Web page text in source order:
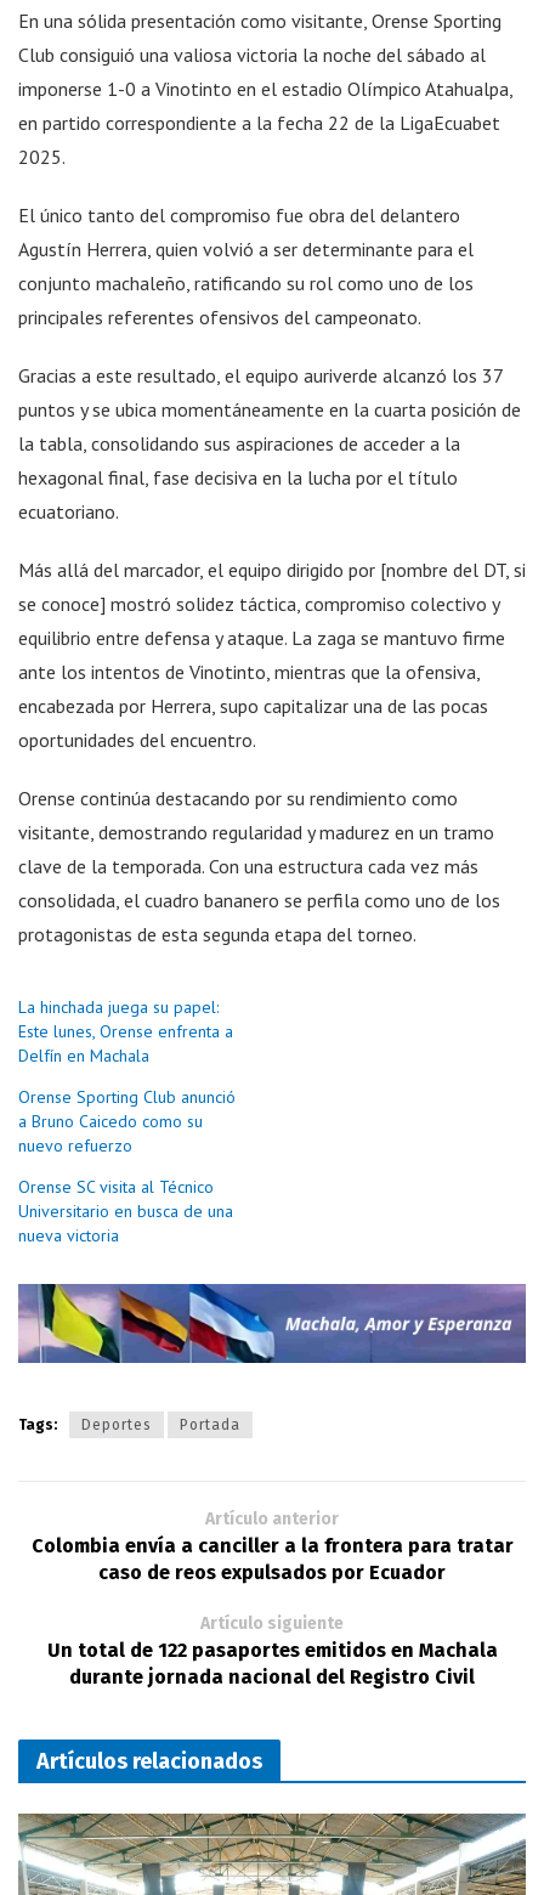
En una sólida presentación como visitante, Orense Sporting
Club consiguió una valiosa victoria la noche del sábado al
imponerse 1-0 a Vinotinto en el estadio Olímpico Atahualpa,
en partido correspondiente a la fecha 22 de la LigaEcuabet
2025.
El único tanto del compromiso fue obra del delantero
Agustín Herrera, quien volvió a ser determinante para el
conjunto machaleño, ratificando su rol como uno de los
principales referentes ofensivos del campeonato.
Gracias a este resultado, el equipo auriverde alcanzó los 37
puntos y se ubica momentáneamente en la cuarta posición de
la tabla, consolidando sus aspiraciones de acceder a la
hexagonal final, fase decisiva en la lucha por el título
ecuatoriano.
Más allá del marcador, el equipo dirigido por [nombre del DT, si
se conoce] mostró solidez táctica, compromiso colectivo y
equilibrio entre defensa y ataque. La zaga se mantuvo firme
ante los intentos de Vinotinto, mientras que la ofensiva,
encabezada por Herrera, supo capitalizar una de las pocas
oportunidades del encuentro.
Orense continúa destacando por su rendimiento como
visitante, demostrando regularidad y madurez en un tramo
clave de la temporada. Con una estructura cada vez más
consolidada, el cuadro bananero se perfila como uno de los
protagonistas de esta segunda etapa del torneo.
La hinchada juega su papel:
Este lunes, Orense enfrenta a
Delfín en Machala
Orense Sporting Club anunció
a Bruno Caicedo como su
nuevo refuerzo
Orense SC visita al Técnico
Universitario en busca de una
nueva victoria
Tags: Deportes Portada
Artículo anterior
Colombia envía a canciller a la frontera para tratar
caso de reos expulsados por Ecuador
Artículo siguiente
Un total de 122 pasaportes emitidos en Machala
durante jornada nacional del Registro Civil
Artículos relacionados